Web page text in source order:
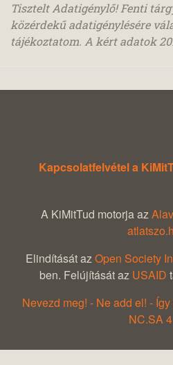
Tisztelt Adatigénylő! Fenti
közérdekű adatigénylésére
tájékoztatom. A kért adatok
Kapcsolatfelvétel a
A KiMitTud motorja az
Elindítását azOpen Society
ben. Felújítását az USAID
Nevezd meg! - Ne add el! -
NC.SA